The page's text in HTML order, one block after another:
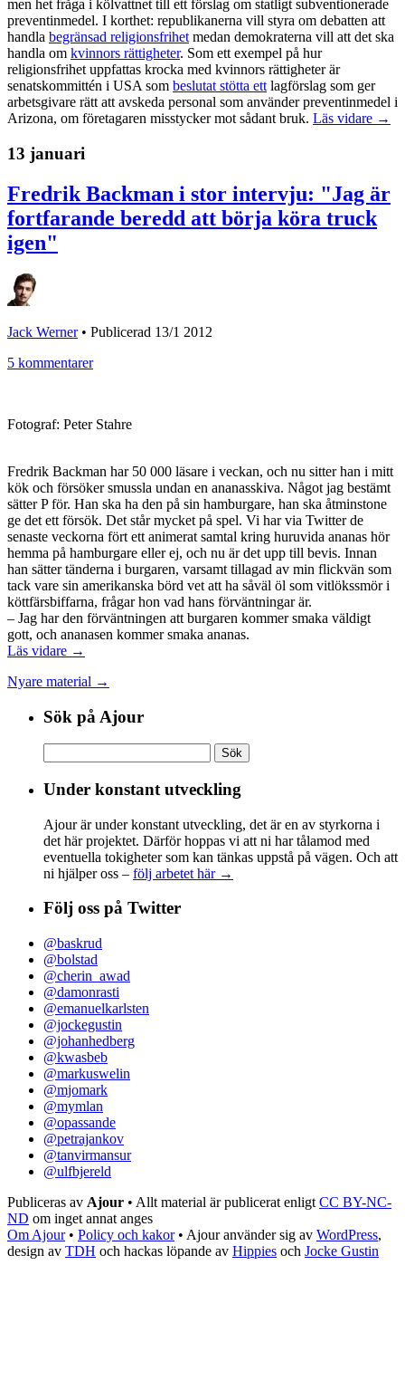
men het fråga i kölvattnet till ett förslag om statligt subventionerade
preventinmedel. I korthet: republikanerna vill styra om debatten att
handla begränsad religionsfrihet medan demokraterna vill att det ska
handla om kvinnors rättigheter. Som ett exempel på hur
religionsfrihet uppfattas krocka med kvinnors rättigheter är
senatskommittén i USA som beslutat stötta ett lagförslag som ger
arbetsgivare rätt att avskeda personal som använder preventinmedel i
Arizona, om företagaren misstycker mot sådant bruk. Läs vidare →
13 januari
Fredrik Backman i stor intervju: "Jag är
fortfarande beredd att börja köra truck
igen"
Jack Werner• Publicerad 13/1 2012
5 kommentarer
Fotograf: Peter Stahre
Fredrik Backman har 50 000 läsare i veckan, och nu sitter han i mitt
kök och försöker smussla undan en ananasskiva. Något jag bestämt
sätter P för. Han ska ha den på sin hamburgare, han ska åtminstone
ge det ett försök. Det står mycket på spel. Vi har via Twitter de
senaste veckorna fört ett animerat samtal kring huruvida ananas hör
hemma på hamburgare eller ej, och nu är det upp till bevis. Innan
han sätter tänderna i burgaren, varsamt tillagad av min flickvän som
tack vare sin amerikanska börd vet att ha såväl öl som vitlökssmör i
köttfärsbiffarna, frågar hon vad hans förväntningar är.
– Jag har den förväntningen att burgaren kommer smaka väldigt
gott, och ananasen kommer smaka ananas.
Läs vidare →
Nyare material →
Sök på Ajour
efter:
Under konstant utveckling
Ajour är under konstant utveckling, det är en av styrkorna i
det här projektet. Därför hoppas vi att ni har tålamod med
eventuella tokigheter som kan tänkas uppstå på vägen. Och att
ni hjälper oss – följ arbetet här →
Följ oss på Twitter
@baskrud
@bolstad
@cherin_awad
@damonrasti
@emanuelkarlsten
@jockegustin
@johanhedberg
@kwasbeb
@markuswelin
@mjomark
@mymlan
@opassande
@petrajankov
@tanvirmansur
@ulfbjereld
Publiceras av Ajour • Allt material är publicerat enligt CC BY-NC-
ND om inget annat anges
Om Ajour• Policy och kakor• Ajour använder sig av WordPress,
design av TDH och hackas löpande av Hippies och Jocke Gustin